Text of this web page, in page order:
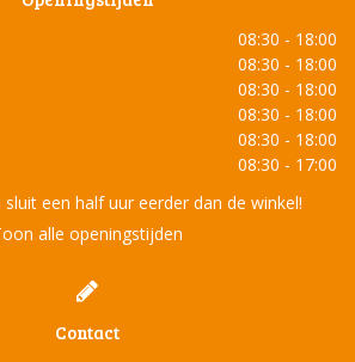
08:30 - 18:00
08:30 - 18:00
08:30 - 18:00
08:30 - 18:00
08:30 - 18:00
08:30 - 17:00
een half uur eerder dan de winkel!
alle openingstijden
Contact